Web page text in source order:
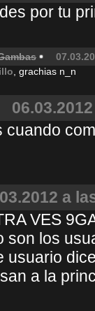
por tu
, grachias n_n
cuando
a
VES
son los
usuario
a la